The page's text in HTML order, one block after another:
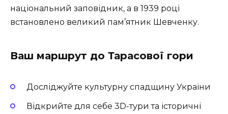
національний заповідник, а в 1939 році
встановлено великий пам’ятник Шевченку.
Ваш маршрут до Тарасової гори
Досліджуйте культурну спадщину України
Відкрийте для себе 3D-тури та історичні